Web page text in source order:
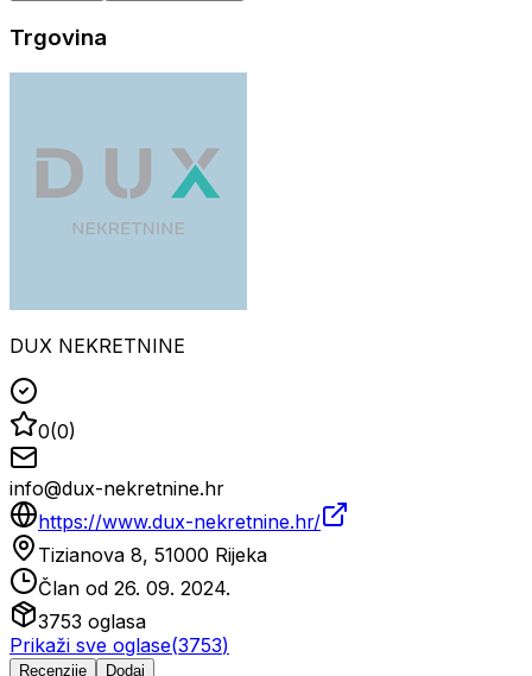
Trgovina
DUX NEKRETNINE
0(0)
info@dux-nekretnine.hr
https://www.dux-nekretnine.hr/
Tizianova 8, 51000 Rijeka
Član od 26. 09. 2024.
3753 oglasa
Prikaži sve oglase(3753)
Recenzije Dodaj